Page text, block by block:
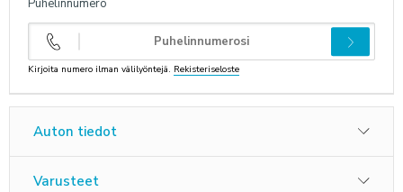
Puhelinnumero
Kirjoita numero ilman välilyöntejä. Rekisteriseloste
Auton tiedot
Varusteet